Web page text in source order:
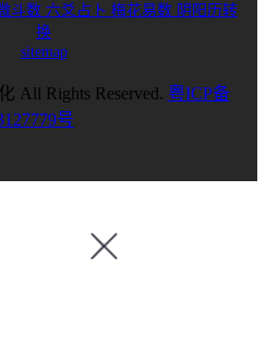
斗数 六爻占卜 梅花易数 阴阳历转
换
sitemap
All Rights Reserved. 粤ICP备
号